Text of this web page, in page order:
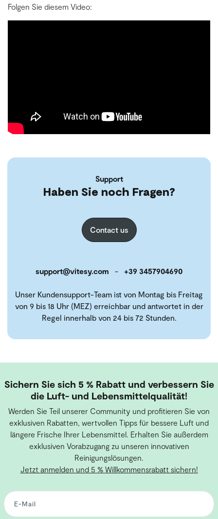
Folgen Sie diesem Video:
Support
Haben Sie noch Fragen?
Contact us
support@vitesy.com - +39 3457904690
Unser Kundensupport-Team ist von Montag bis Freitag
von 9 bis 18 Uhr (MEZ) erreichbar und antwortet in der
Regel innerhalb von 24 bis 72 Stunden.
Sichern Sie sich 5 % Rabatt und verbessern Sie
die Luft- und Lebensmittelqualität!
Werden Sie Teil unserer Community und profitieren Sie von
exklusiven Rabatten, wertvollen Tipps für bessere Luft und
längere Frische Ihrer Lebensmittel. Erhalten Sie außerdem
exklusiven Vorabzugang zu unseren innovativen
Reinigungslösungen.
Jetzt anmelden und 5 % Willkommensrabatt sichern!